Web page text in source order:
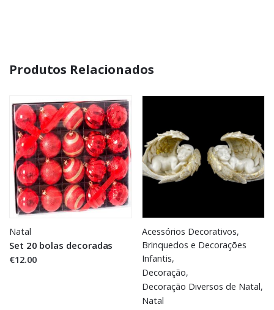
Produtos Relacionados
Natal
Set 20 bolas decoradas
€12.00
Acessórios Decorativos,
Brinquedos e Decorações
Infantis,
Decoração,
Decoração Diversos de Natal,
Natal